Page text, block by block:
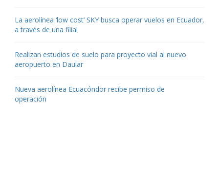
La aerolínea ‘low cost’ SKY busca operar vuelos en Ecuador,
a través de una filial
Realizan estudios de suelo para proyecto vial al nuevo
aeropuerto en Daular
Nueva aerolínea Ecuacóndor recibe permiso de
operación